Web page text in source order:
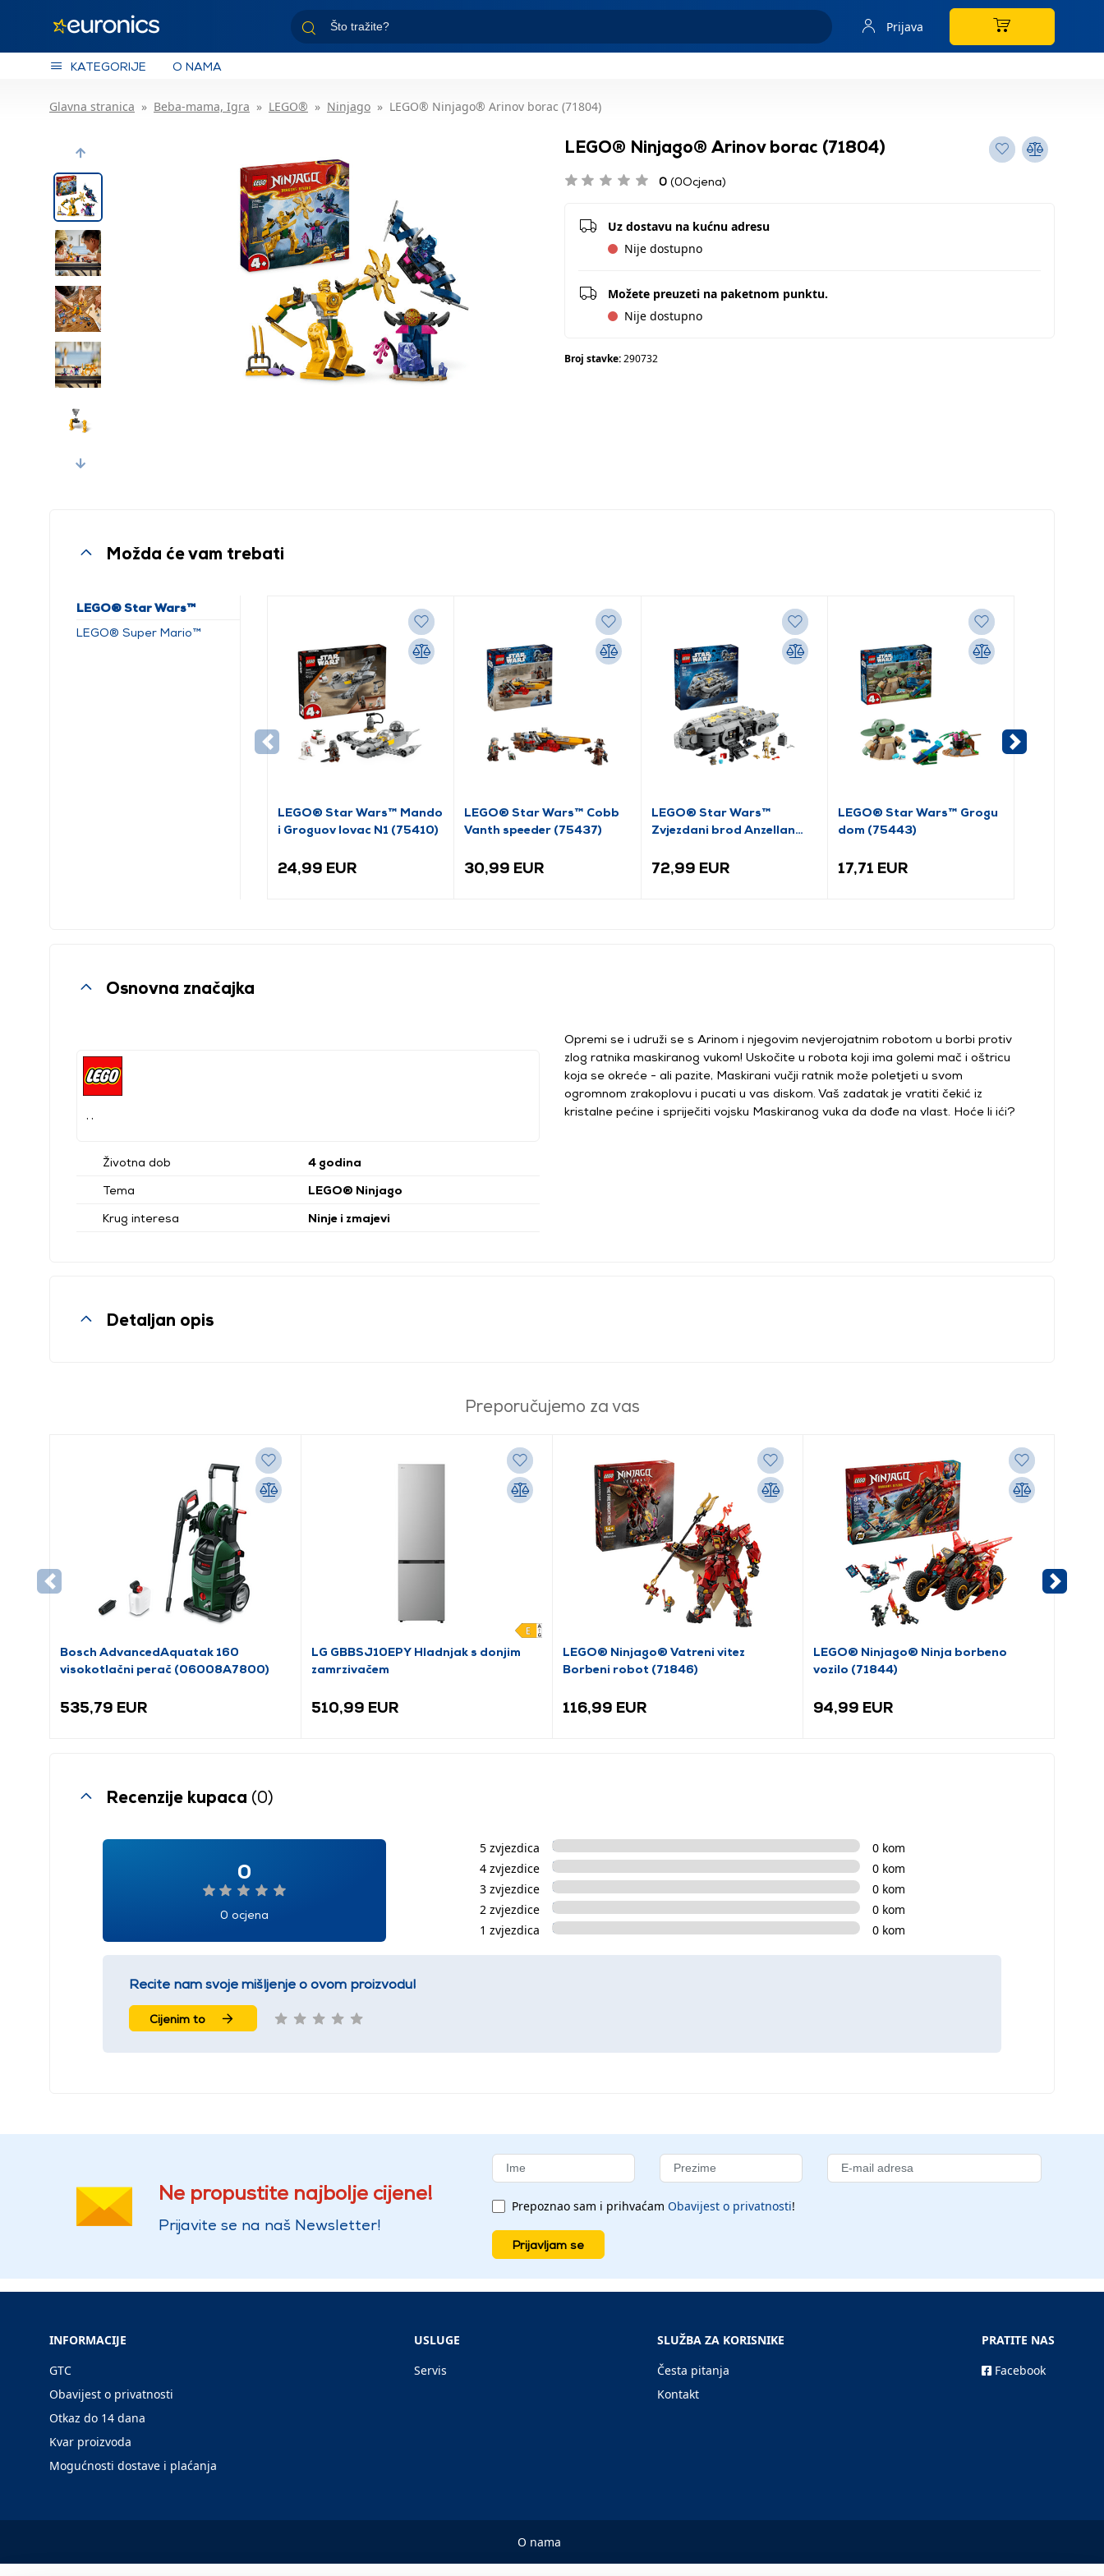
Prijava
KATEGORIJE O NAMA
Glavna stranica Beba-mama, Igra LEGO® Ninjago LEGO® Ninjago® Arinov borac (71804)
Previous
Next
LEGO® Ninjago® Arinov borac (71804)
0 (0Ocjena)
Uz dostavu na kućnu adresu
Nije dostupno
Možete preuzeti na paketnom punktu.
Nije dostupno
Broj stavke:290732
Možda će vam trebati
LEGO® Star Wars™
LEGO® Super Mario™
LEGO® Star Wars™ Mando
i Groguov lovac N1 (75410)
24,99 EUR
LEGO® Star Wars™ Cobb
Vanth speeder (75437)
30,99 EUR
LEGO® Star Wars™
Zvjezdani brod Anzellan
72,99 EUR
LEGO® Star Wars™ Grogu
dom (75443)
17,71 EUR
Osnovna značajka
Životna dob
4 godina
Tema
LEGO® Ninjago
Krug interesa
Ninje i zmajevi
Opremi se i udruži se s Arinom i njegovim nevjerojatnim robotom u borbi protiv
zlog ratnika maskiranog vukom! Uskočite u robota koji ima golemi mač i oštricu
koja se okreće - ali pazite, Maskirani vučji ratnik može poletjeti u svom
ogromnom zrakoplovu i pucati u vas diskom. Vaš zadatak je vratiti čekić iz
kristalne pećine i spriječiti vojsku Maskiranog vuka da dođe na vlast. Hoće li ići?
Detaljan opis
Preporučujemo za vas
Bosch AdvancedAquatak 160
visokotlačni perač (06008A7800)
535,79 EUR
LG GBBSJ10EPY Hladnjak s donjim
zamrzivačem
510,99 EUR
LEGO® Ninjago® Vatreni vitez
Borbeni robot (71846)
116,99 EUR
LEGO® Ninjago® Ninja borbeno
vozilo (71844)
94,99 EUR
Recenzije kupaca (0)
0
0 ocjena
5 zvjezdica
0 kom
4 zvjezdice
0 kom
3 zvjezdice
0 kom
2 zvjezdice
0 kom
1 zvjezdica
0 kom
Recite nam svoje mišljenje o ovom proizvodu!
Cijenim to
Ne propustite najbolje cijene!
Prijavite se na naš Newsletter!
Prepoznao sam i prihvaćam Obavijest o privatnosti!
Prijavljam se
INFORMACIJE
GTC
Obavijest o privatnosti
Otkaz do 14 dana
Kvar proizvoda
Mogućnosti dostave i plaćanja
USLUGE
Servis
SLUŽBA ZA KORISNIKE
Česta pitanja
Kontakt
PRATITE NAS
Facebook
O nama